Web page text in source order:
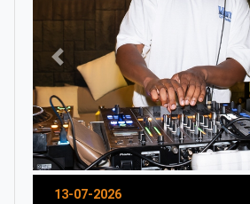
13-07-2026
Προηγούμενο